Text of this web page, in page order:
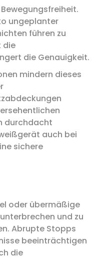
ungeplanter
führen zu
die
die Genauigkeit.
mindern dieses
durchdacht
auch bei
sichere
oder übermäßige
und zu
Abrupte Stopps
beeinträchtigen
die